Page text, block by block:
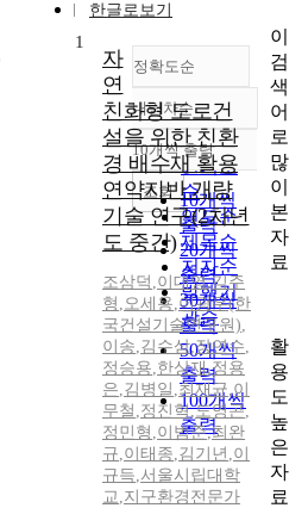
한글로보기
정확도순
정확도
순
인기도
순
연도순
제목순
저자순
발행기
관순
내림차순
내림차순
10개씩 출력
10개씩
출력
20개씩
출력
30개씩
출력
50개씩
출력
100개씩
출력
조회
1
자
연
친화형 도로건
설을 위한 친환
경 배수재 활용
연약지반 개량
기술 연구(2차년
도 중간)
조삼덕 ,이대영,김주
형 ,오세용,이광우(한
국건설기술연구원),
이송,김수삼,장연수,
정승용,한상재,정용
은,김병일 ,최재균,이
무철 ,정진혁,도영곤,
정민형 ,이범준,최완
규,이태종,김기년 ,이
규득,서울시립대학
교,지구환경전문가
이
검
색
어
로
많
이
본
자
료
활
용
도
높
은
자
료